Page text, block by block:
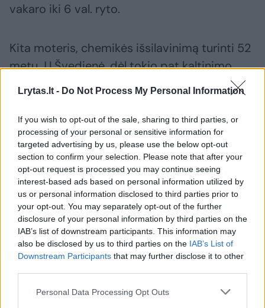
Lrytas.lt - Do Not Process My Personal Information
If you wish to opt-out of the sale, sharing to third parties, or
processing of your personal or sensitive information for
targeted advertising by us, please use the below opt-out
section to confirm your selection. Please note that after your
opt-out request is processed you may continue seeing
interest-based ads based on personal information utilized by
us or personal information disclosed to third parties prior to
your opt-out. You may separately opt-out of the further
disclosure of your personal information by third parties on the
IAB’s list of downstream participants. This information may
also be disclosed by us to third parties on the IAB’s List of
Downstream Participants that may further disclose it to other
Personal Data Processing Opt Outs
vakaro iki 6 val. ryto.
Kita moteris, chemikės išsilavinimą turinti 52
metų J.I.Švedienė, dėl tokio pat kaltinimo
buvo išteisinta.
Šiuo metu Lietuvoje toks gimdymo būdas
nėra uždraustas, tą patvirtino ir teismas.
Įtariama, kad viena moterų priimdavo
namuose gimdančių moterų naujagimius, o
kita juos apžiūrėdavo ir išrašydavo gimimą
patvirtinančias pažymas. D.Jakaitė sakė
apžiūrėdavusi tik naujagimius, gimdymų
gavusi dovanų medaus, vaisių.